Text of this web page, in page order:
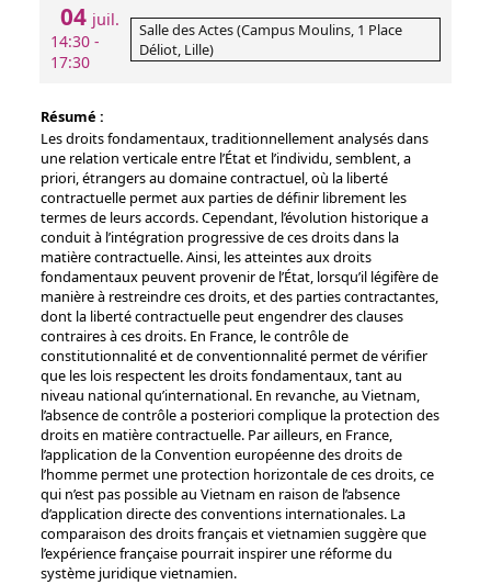
04 juil.
14:30 -
17:30
Salle des Actes (Campus Moulins, 1 Place
Déliot, Lille)
Résumé :
Les droits fondamentaux, traditionnellement analysés dans
une relation verticale entre l’État et l’individu, semblent, a
priori, étrangers au domaine contractuel, où la liberté
contractuelle permet aux parties de définir librement les
termes de leurs accords. Cependant, l’évolution historique a
conduit à l’intégration progressive de ces droits dans la
matière contractuelle. Ainsi, les atteintes aux droits
fondamentaux peuvent provenir de l’État, lorsqu’il légifère de
manière à restreindre ces droits, et des parties contractantes,
dont la liberté contractuelle peut engendrer des clauses
contraires à ces droits. En France, le contrôle de
constitutionnalité et de conventionnalité permet de vérifier
que les lois respectent les droits fondamentaux, tant au
niveau national qu’international. En revanche, au Vietnam,
l’absence de contrôle a posteriori complique la protection des
droits en matière contractuelle. Par ailleurs, en France,
l’application de la Convention européenne des droits de
l’homme permet une protection horizontale de ces droits, ce
qui n’est pas possible au Vietnam en raison de l’absence
d’application directe des conventions internationales. La
comparaison des droits français et vietnamien suggère que
l’expérience française pourrait inspirer une réforme du
système juridique vietnamien.